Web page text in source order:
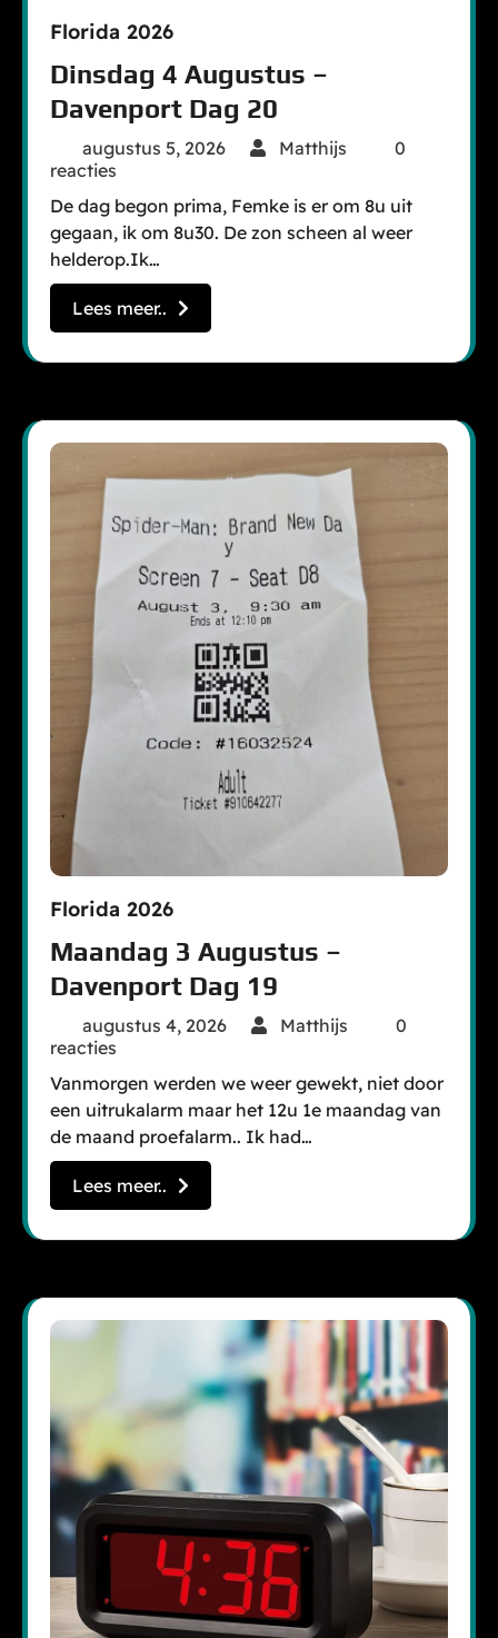
Florida 2026
Dinsdag 4 Augustus –
Davenport Dag 20
augustus 5, 2026 Matthijs
0
reacties
De dag begon prima, Femke is er om 8u uit
gegaan, ik om 8u30. De zon scheen al weer
helderop.Ik…
Lees meer..
Florida 2026
Maandag 3 Augustus –
Davenport Dag 19
augustus 4, 2026 Matthijs
0
reacties
Vanmorgen werden we weer gewekt, niet door
een uitrukalarm maar het 12u 1e maandag van
de maand proefalarm.. Ik had…
Lees meer..